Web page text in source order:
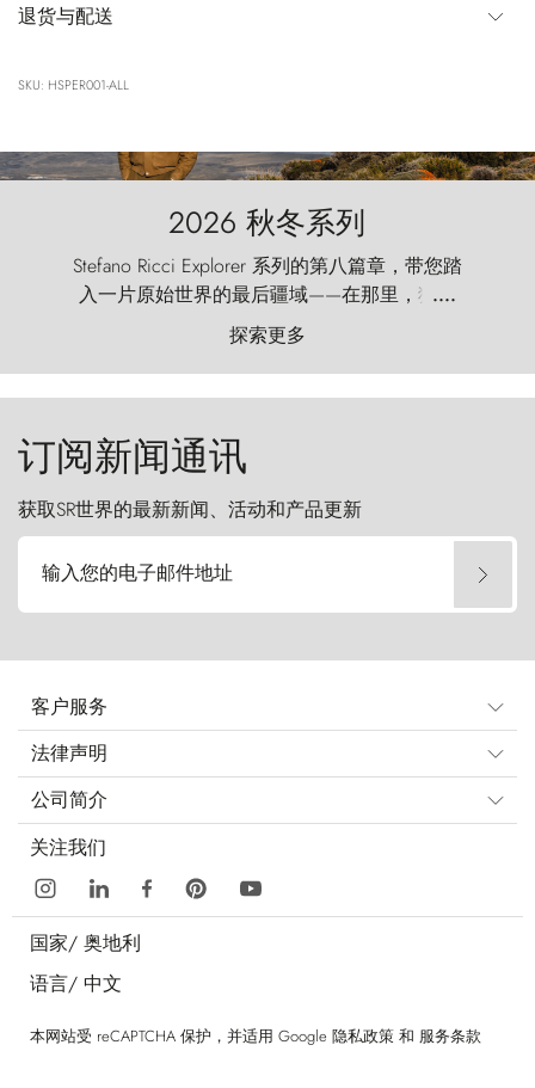
退货与配送
SKU: HSPER001-ALL
2026 秋冬系列
Stefano Ricci Explorer 系列的第八篇章，带您踏
入一片原始世界的最后疆域——在那里，狂风
以远古的怒号雕琢着自然，而百内塔（Torres
del Paine）则宛如石砌的哨兵，傲然向苍穹发
起挑战。
....
探索更多
订阅新闻通讯
获取SR世界的最新新闻、活动和产品更新
输入您的电子邮件地址
客户服务
法律声明
公司简介
关注我们
国家/ 奥地利
语言/ 中文
本网站受 reCAPTCHA 保护，并适用 Google 隐私政策 和 服务条款